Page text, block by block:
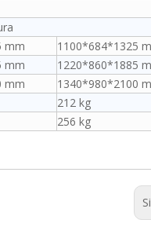
mm
1100*684*1325
mm
1220*860*1885
mm
1340*980*2100
212 kg
256 kg